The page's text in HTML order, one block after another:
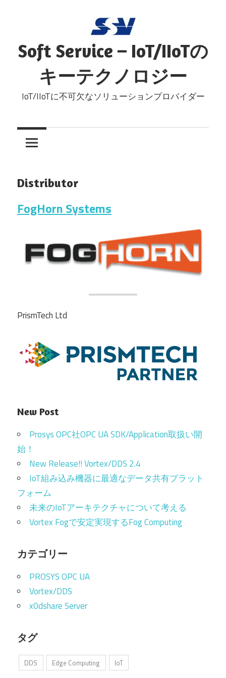
ン
ス
Soft Service – IoT/IIoTの
キーテクノロジー
IoT/IIoTに不可欠なソリューションプロバイダー
Distributor
FogHorn Systems
PrismTech Ltd
New Post
Prosys OPC社OPC UA SDK/Application取扱い開
始！
New Release!! Vortex/DDS 2.4
IoT組み込み機器に最適なデータ共有プラット
フォーム
未来のIoTアーキテクチャについて考える
Vortex Fogで安定実現するFog Computing
カテゴリー
PROSYS OPC UA
Vortex/DDS
x0dshare Server
タグ
DDS Edge Computing IoT